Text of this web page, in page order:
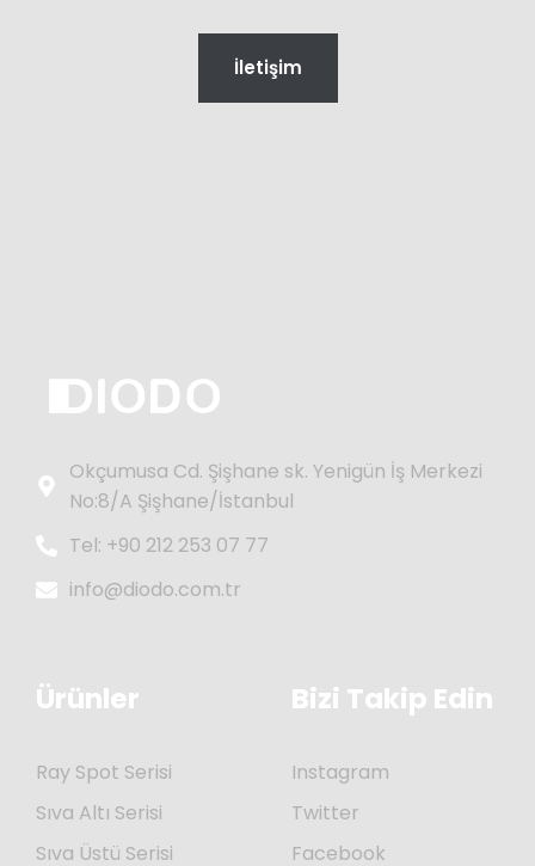
İletişim
Okçumusa Cd. Şişhane sk. Yenigün İş Merkezi
No:8/A Şişhane/İstanbul
Tel: +90 212 253 07 77
info@diodo.com.tr
Ürünler
Ray Spot Serisi
Sıva Altı Serisi
Sıva Üstü Serisi
Bizi Takip Edin
Instagram
Twitter
Facebook